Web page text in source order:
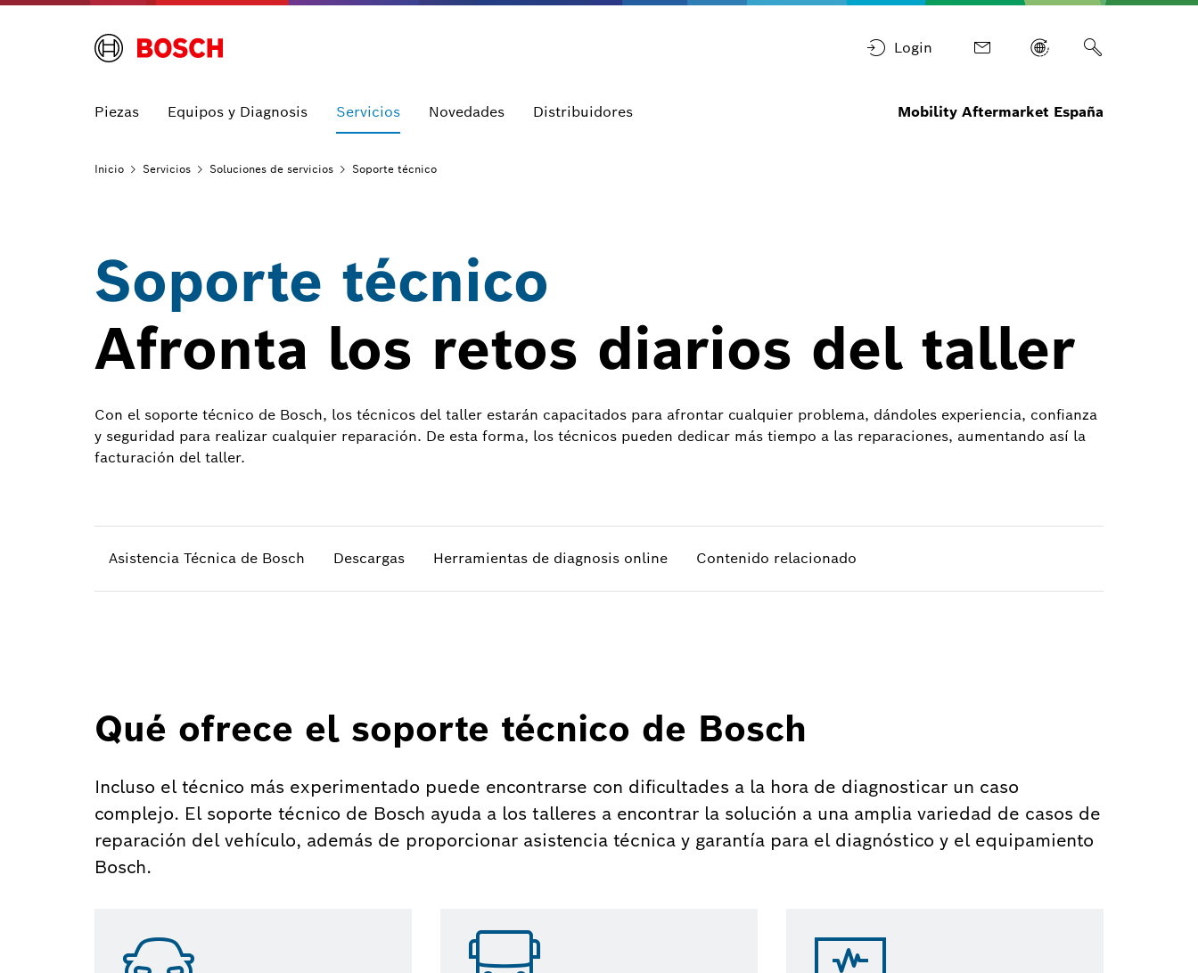
Login
Piezas Equipos y Diagnosis Servicios Novedades Distribuidores Mobility Aftermarket España
Inicio Servicios Soluciones de servicios Soporte técnico
Soporte técnico
Afronta los retos diarios del taller
Con el soporte técnico de Bosch, los técnicos del taller estarán capacitados para afrontar cualquier problema, dándoles experiencia, confianza
y seguridad para realizar cualquier reparación. De esta forma, los técnicos pueden dedicar más tiempo a las reparaciones, aumentando así la
facturación del taller.
Asistencia Técnica de Bosch Descargas Herramientas de diagnosis online Contenido relacionado
Qué ofrece el soporte técnico de Bosch
Incluso el técnico más experimentado puede encontrarse con dificultades a la hora de diagnosticar un caso
complejo. El soporte técnico de Bosch ayuda a los talleres a encontrar la solución a una amplia variedad de casos de
reparación del vehículo, además de proporcionar asistencia técnica y garantía para el diagnóstico y el equipamiento
Bosch.